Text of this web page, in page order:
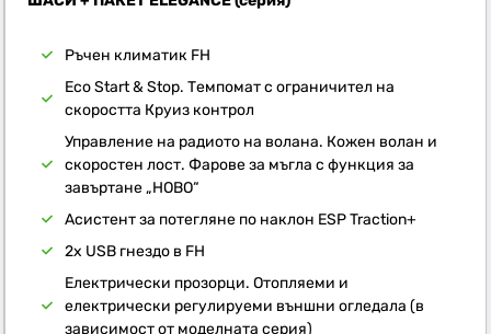
Ръчен климатик FH
Eco Start & Stop. Темпомат с ограничител на
скоростта Круиз контрол
Управление на радиото на волана. Кожен волан и
скоростен лост. Фарове за мъгла с функция за
завъртане „НОВО“
Асистент за потегляне по наклон ESP Traction+
2x USB гнездо в FH
Електрически прозорци. Отопляеми и
електрически регулируеми външни огледала (в
зависимост от моделната серия)